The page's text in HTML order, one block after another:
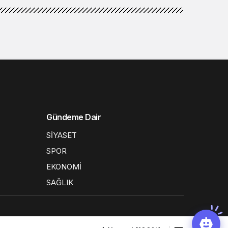
Gündeme Dair
SİYASET
SPOR
EKONOMİ
SAĞLIK